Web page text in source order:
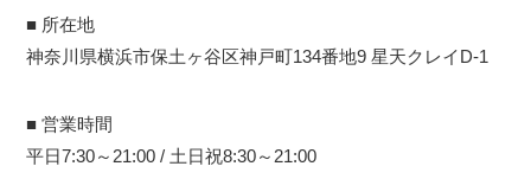
■ 所在地
神奈川県横浜市保土ヶ谷区神戸町134番地9 星天クレイD-1
■ 営業時間
平日7:30～21:00 / 土日祝8:30～21:00